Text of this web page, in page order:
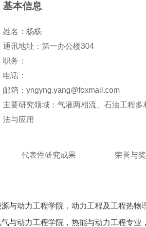
基本信息
姓名：杨杨
通讯地址：第一办公楼304
职务：
电话：
邮箱：yngyng.yang@foxmail.com
主要研究领域：气液两相流、石油工程
法与应用
代表性研究成果 荣誉与
与动力工程学院，动力工程及工程热物
与动力工程学院，热能与动力工程专业